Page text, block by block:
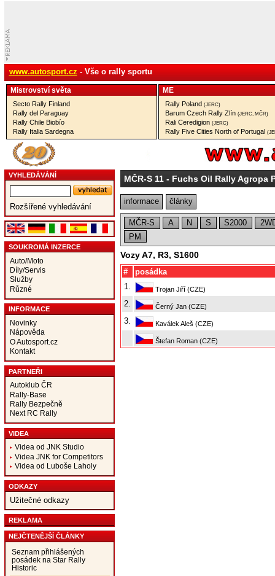
www.autosport.cz - Vše o rally sportu
Mistrovství­ světa
Secto Rally Finland
Rally del Paraguay
Rally Chile Biobío
Rally Italia Sardegna
ME
Rally Poland (JERC)
Barum Czech Rally Zlín (JERC, MČR)
Rali Ceredigion (JERC)
Rally Five Cities North of Portugal
VYHLEDÁVÁNÍ
Rozšířené vyhledávání
SOUKROMÁ INZERCE
Auto/Moto
Díly/Servis
Služby
Různé
INFORMACE
Novinky
Nápověda
O Autosport.cz
Kontakt
PARTNEŘI
Autoklub ČR
Rally-Base
Rally Bezpečně
Next RC Rally
VIDEA
Videa od JNK Studio
Videa JNK for Competitors
Videa od Luboše Laholy
ODKAZY
Užitečné odkazy
REKLAMA
NEJČTENĚJŠÍ ČLÁNKY
Seznam přihlášených
posádek na Star Rally
Historic
MČR-S 11- Fuchs Oil Rally Agropa
informace články
MČR-S A N S S2000
PM
Vozy A7, R3, S1600
#
posádka
1.
Trojan Jiří (CZE)
2. Černý Jan (CZE)
3. Kaválek Aleš (CZE)
Štefan Roman (CZE)